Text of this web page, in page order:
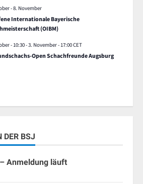
-8. November
Internationale Bayerische
(OIBM)
- 10:30-3. November - 17:00CET
Open Schachfreunde Augsburg
DER BSJ
Anmeldung läuft